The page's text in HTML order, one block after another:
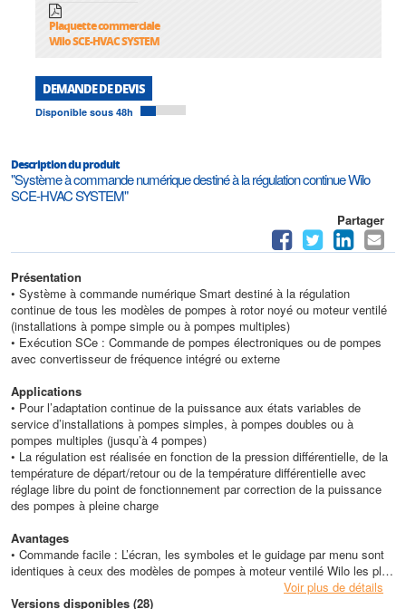
Plaquette commerciale
Wilo SCE-HVAC SYSTEM
DEMANDE DE DEVIS
Disponible sous 48h
Description du produit
"Système à commande numérique destiné à la régulation continue Wilo
SCE-HVAC SYSTEM"
Partager
Présentation
• Système à commande numérique Smart destiné à la régulation
continue de tous les modèles de pompes à rotor noyé ou moteur ventilé
(installations à pompe simple ou à pompes multiples)
• Exécution SCe : Commande de pompes électroniques ou de pompes
avec convertisseur de fréquence intégré ou externe
Applications
• Pour l’adaptation continue de la puissance aux états variables de
service d’installations à pompes simples, à pompes doubles ou à
pompes multiples (jusqu’à 4 pompes)
• La régulation est réalisée en fonction de la pression différentielle, de la
température de départ/retour ou de la température différentielle avec
réglage libre du point de fonctionnement par correction de la puissance
des pompes à pleine charge
Avantages
• Commande facile : L’écran, les symboles et le guidage par menu sont
identiques à ceux des modèles de pompes à moteur ventilé Wilo les plus
• Système confortable : Accès système au menu de service protégé par
Voir plus de détails
Versions disponibles (28)